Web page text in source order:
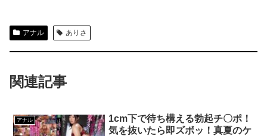
アナル ありさ
関連記事
アナル
1cm下で待ち構える勃起チ〇ポ！
気を抜いたら即ズボッ！真夏のケ